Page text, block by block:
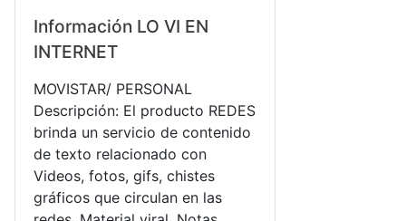
Información LO VI EN
INTERNET
MOVISTAR/ PERSONAL
Descripción: El producto REDES
brinda un servicio de contenido
de texto relacionado con
Videos, fotos, gifs, chistes
gráficos que circulan en las